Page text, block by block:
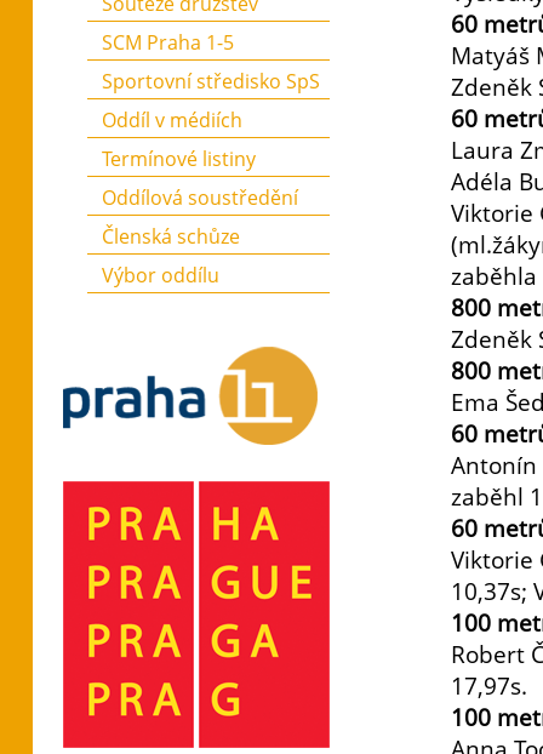
60
Matyáš
Zdeněk
60
Laura
Adéla
Viktorie
zaběhla
800
Zdeněk
800
Ema
60
Antonín
zaběhl
60
Viktorie
10,37s;
100
Robert
17,97s.
100
SCM Praha 1-5
Sportovní středisko SpS
Oddíl v médiích
Termínové listiny
Oddílová soustředění
Členská schůze
Výbor oddílu